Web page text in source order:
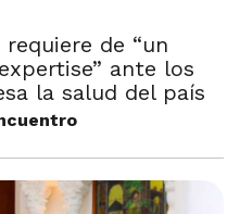
de “un
ante los
la salud del país